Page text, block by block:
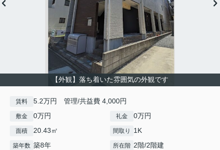
【外観】落ち着いた雰囲気の外観です
賃料 5.2万円 管理/共益費 4,000円
敷金 0万円 礼金 0万円
面積 20.43㎡ 間取り 1K
築年数 築8年 所在階 2階/2階建